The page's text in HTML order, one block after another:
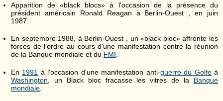
Apparition de «black blocs» à l'occasion de la présence du
président américain Ronald Reagan à Berlin-Ouest , en juin
1987.
En septembre 1988, à Berlin-Ouest , un «black bloc» affronte les
forces de l'ordre au cours d'une manifestation contre la réunion
de la Banque mondiale et du FMI.
En 1991 à l'occasion d'une manifestation anti-guerre du Golfeà
Washington , un Black bloc fracasse les vitres de la Banque
mondiale